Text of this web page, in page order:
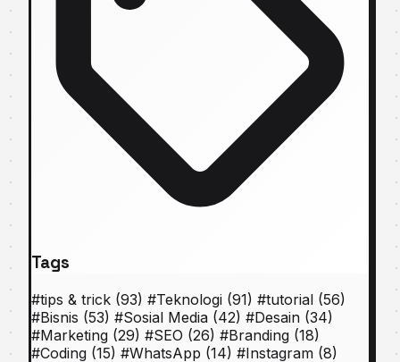
Tags
#tips & trick (93) #Teknologi (91) #tutorial (56)
#Bisnis (53) #Sosial Media (42) #Desain (34)
#Marketing (29) #SEO (26) #Branding (18)
#Coding (15) #WhatsApp (14) #Instagram (8)